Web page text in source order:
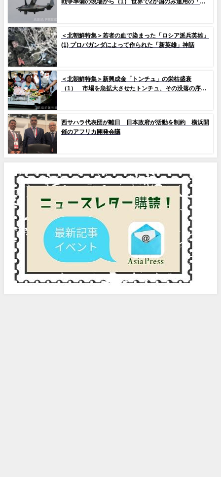
戦争準備の現場から（1） 世界で2か国のみ運用の「欠
＜北朝鮮特集＞若者の血で染まった「ロシア派兵英雄」
(1) プロパガンダによって作られた「新英雄」神話
＜北朝鮮特集＞新興成金「トンチュ」の栄枯盛衰
（1） 市場を急拡大させたトンチュ、その没落の序幕
西サハラ代表団が離日 日本政府が活動を制約 横浜開
催のアフリカ開発会議